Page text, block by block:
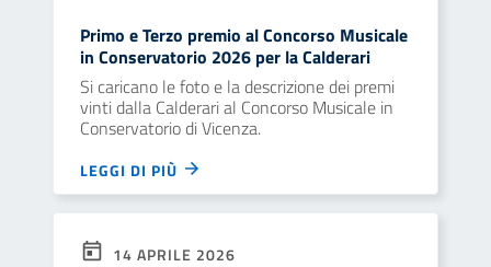
Primo e Terzo premio al Concorso Musicale
in Conservatorio 2026 per la Calderari
Si caricano le foto e la descrizione dei premi
vinti dalla Calderari al Concorso Musicale in
Conservatorio di Vicenza.
LEGGI DI PIÙ
14 APRILE 2026